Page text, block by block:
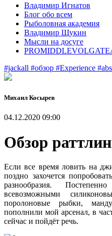
Владимир Игнатов
Блог обо всем
Рыболовная академия
Владимир Щукин
Мысли на досуге
#jackall #обзор #Experience
Михаил Косырев
04.12.2020 09:00
Обзор
Если все время ловить на
поздно захочется
разнообразия.
всевозможными
поролоновые рыбки,
пополнили мой арсенал, в
сейчас и пойдёт речь.